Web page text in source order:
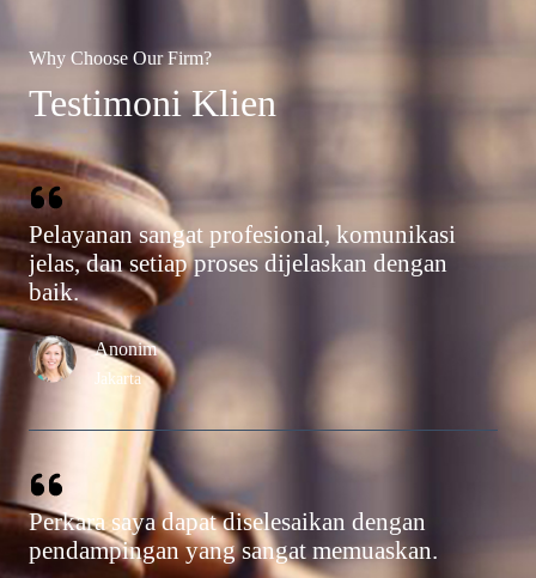
Why Choose Our Firm?
Testimoni Klien​
Pelayanan sangat profesional, komunikasi
jelas, dan setiap proses dijelaskan dengan
baik.
Anonim
Jakarta
Perkara saya dapat diselesaikan dengan
pendampingan yang sangat memuaskan.